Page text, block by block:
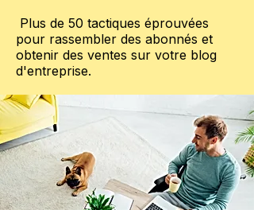
Plus de 50 tactiques éprouvées
pour rassembler des abonnés et
obtenir des ventes sur votre blog
d'entreprise.